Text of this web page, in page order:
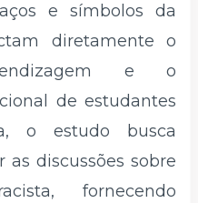
e símbolos da
diretamente o
e o
de estudantes
o estudo busca
discussões sobre
fornecendo